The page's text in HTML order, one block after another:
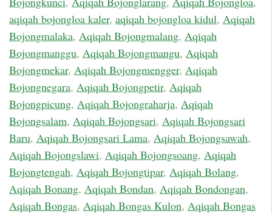
aqiqah bojongloa kaler, aqiqah bojongloa kidul, Aqiqah
Bojongmalaka, Aqiqah Bojongmalang, Aqiqah
Bojongmanggu, Aqiqah Bojongmangu, Aqiqah
Bojongmekar, Aqiqah Bojongmengger, Aqiqah
Bojongnegara, Aqiqah Bojongpetir, Aqiqah
Bojongpicung, Aqiqah Bojongraharja, Aqiqah
Bojongsalam, Aqiqah Bojongsari, Aqiqah Bojongsari
Baru, Aqiqah Bojongsari Lama, Aqiqah Bojongsawah,
Aqiqah Bojongslawi, Aqiqah Bojongsoang, Aqiqah
Bojongtengah, Aqiqah Bojongtipar, Aqiqah Bolang,
Aqiqah Bonang, Aqiqah Bondan, Aqiqah Bondongan,
Aqiqah Bongas, Aqiqah Bongas Kulon, Aqiqah Bongas